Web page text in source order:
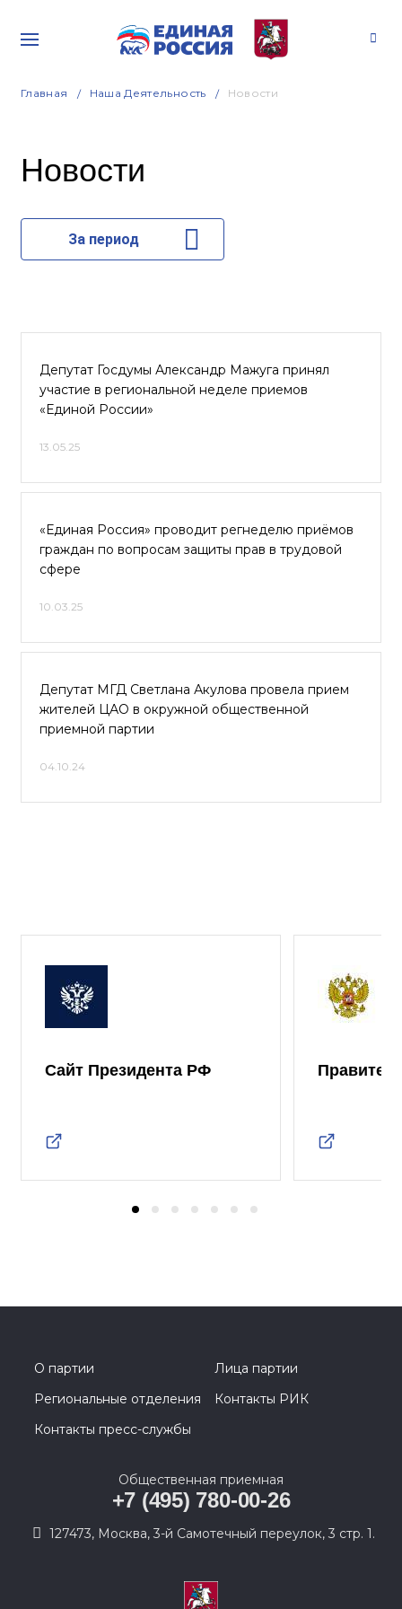
Главная Наша Деятельность Новости
Новости
За период
Депутат Госдумы Александр Мажуга принял
участие в региональной неделе приемов
«Единой России»
13.05.25
«Единая Россия» проводит регнеделю приёмов
граждан по вопросам защиты прав в трудовой
сфере
10.03.25
Депутат МГД Светлана Акулова провела прием
жителей ЦАО в окружной общественной
приемной партии
04.10.24
Сайт Президента РФ
О партии
Лица партии
Региональные отделения
Контакты РИК
Контакты пресс-службы
Общественная приемная
+7 (495) 780-00-26
127473, Москва, 3-й Самотечный переулок, 3 стр. 1.